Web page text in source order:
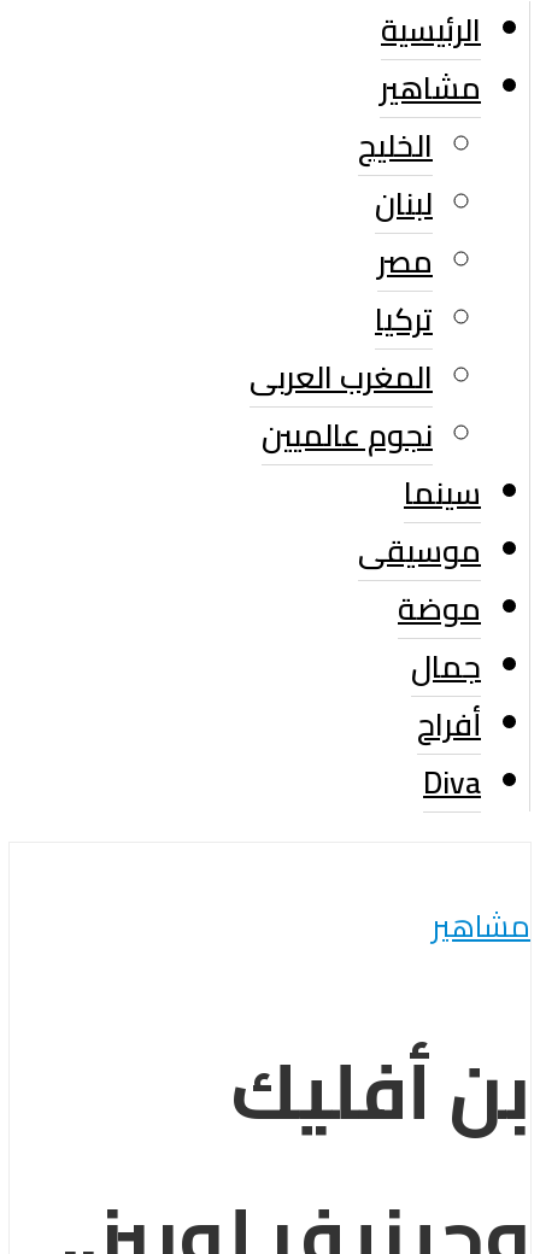
الرئيسية
مشاهير
الخليج
لبنان
مصر
تركيا
المغرب العربى
نجوم عالميين
سينما
موسيقى
موضة
جمال
أفراح
Diva
مشاهير
بن أفليك